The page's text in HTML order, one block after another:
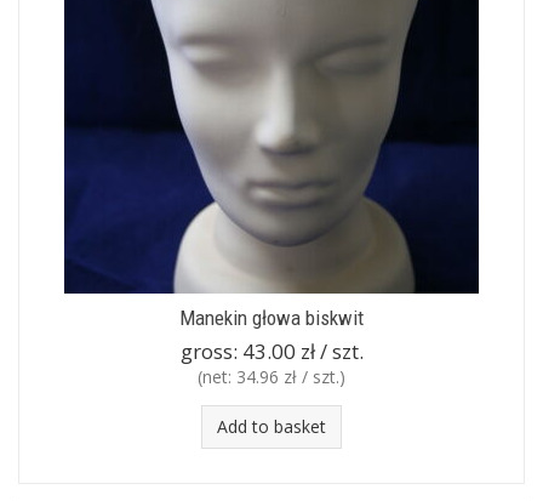
Manekin głowa biskwit
gross: 43.00 zł / szt.
(net: 34.96 zł / szt.)
Add to basket